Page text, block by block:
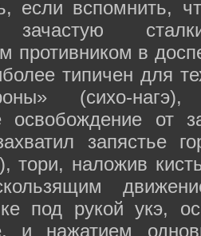
если вспомнить,
зачастую
противником в
типичен для
(сихо-
освобождение от
запястье
тори, наложив
под рукой укэ,
и нажатием